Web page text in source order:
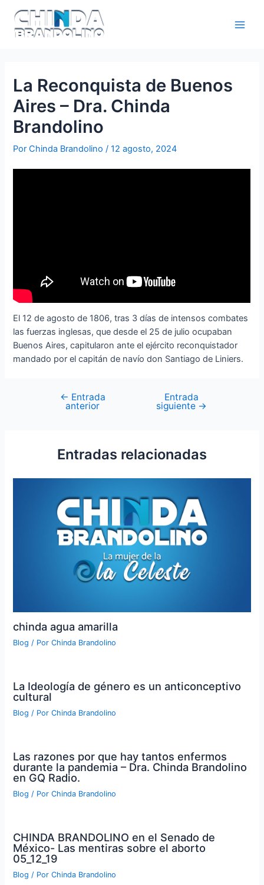
La Reconquista de Buenos
Aires – Dra. Chinda
Brandolino
PorChinda Brandolino/12 agosto, 2024
El 12 de agosto de 1806, tras 3 días de intensos combates
las fuerzas inglesas, que desde el 25 de julio ocupaban
Buenos Aires, capitularon ante el ejército reconquistador
mandado por el capitán de navío don Santiago de Liniers.
← Entrada
anterior
Entrada
siguiente →
Entradas relacionadas
chinda agua amarilla
Blog / PorChinda Brandolino
La Ideología de género es un anticonceptivo
cultural
Blog / PorChinda Brandolino
Las razones por que hay tantos enfermos
durante la pandemia – Dra. Chinda Brandolino
en GQ Radio.
Blog / PorChinda Brandolino
CHINDA BRANDOLINO en el Senado de
México- Las mentiras sobre el aborto
05_12_19
Blog / PorChinda Brandolino